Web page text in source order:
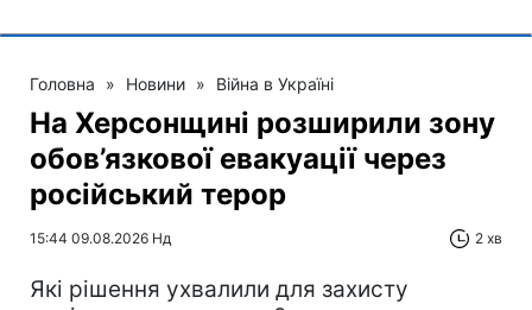
Головна » Новини » Війна в Україні
На Херсонщині розширили зону
обов’язкової евакуації через
російський терор
15:44 09.08.2026 Нд 2 хв
Які рішення ухвалили для захисту